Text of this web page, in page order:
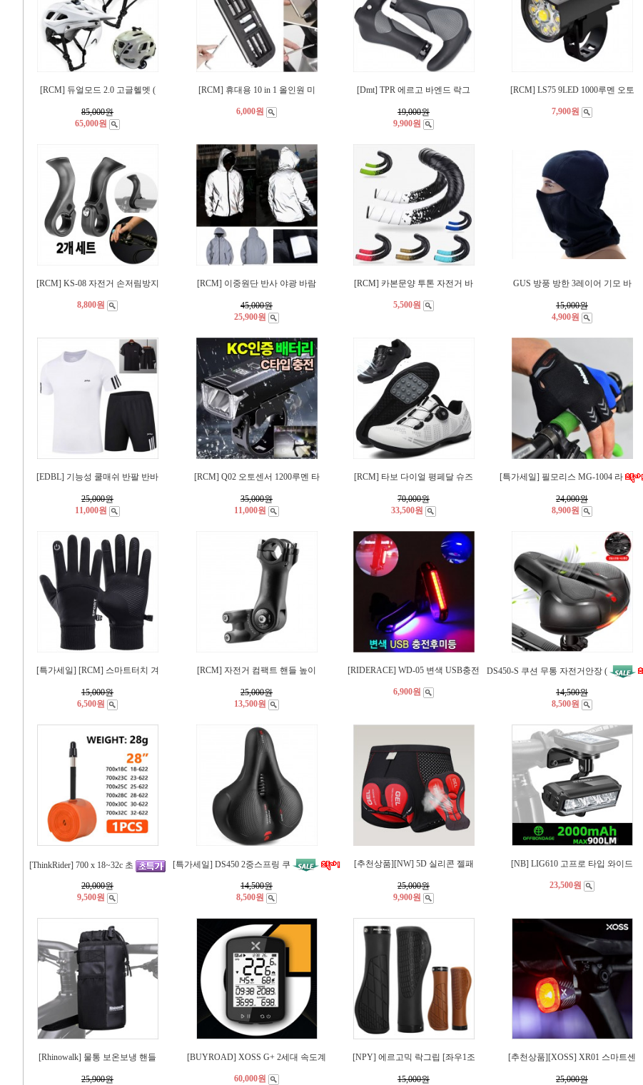
[RCM] 듀얼모드 2.0 고글헬멧 (
85,000원
65,000원
[RCM] 휴대용 10 in 1 올인원 미
6,000원
[Dmt] TPR 에르고 바엔드 락그
19,000원
9,900원
[RCM] LS75 9LED 1000루멘 오토
7,900원
[RCM] KS-08 자전거 손저림방지
8,800원
[RCM] 이중원단 반사 야광 바람
45,000원
25,900원
[RCM] 카본문양 투톤 자전거 바
5,500원
GUS 방풍 방한 3레이어 기모 바
15,000원
4,900원
[EDBL] 기능성 쿨매쉬 반팔 반바
25,000원
11,000원
[RCM] Q02 오토센서 1200루멘 타
35,000원
11,000원
[RCM] 타보 다이얼 평페달 슈즈
70,000원
33,500원
[특가세일] 필모리스 MG-1004 라
24,000원
8,900원
[특가세일] [RCM] 스마트터치 겨
15,000원
6,500원
[RCM] 자전거 컴팩트 핸들 높이
25,000원
13,500원
[RIDERACE] WD-05 변색 USB충전
6,900원
DS450-S 쿠션 무통 자전거안장 (
14,500원
8,500원
[ThinkRider] 700 x 18~32c 초
20,000원
9,500원
[특가세일] DS450 2중스프링 쿠
14,500원
8,500원
[추천상품][NW] 5D 실리콘 젤패
25,000원
9,900원
[NB] LIG610 고프로 타입 와이드
23,500원
[Rhinowalk] 물통 보온보냉 핸들
25,900원
[BUYROAD] XOSS G+ 2세대 속도계
60,000원
[NPY] 에르고믹 락그립 [좌우1조
15,000원
[추천상품][XOSS] XR01 스마트센
25,000원